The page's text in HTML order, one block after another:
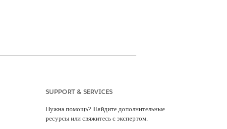
контактного центра
SUPPORT & SERVICES
Нужна помощь? Найдите дополнительные
ресурсы или свяжитесь с экспертом.